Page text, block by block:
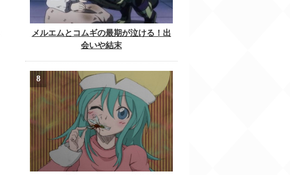
メルエムとコムギの最期が泣ける！出
会いや結末